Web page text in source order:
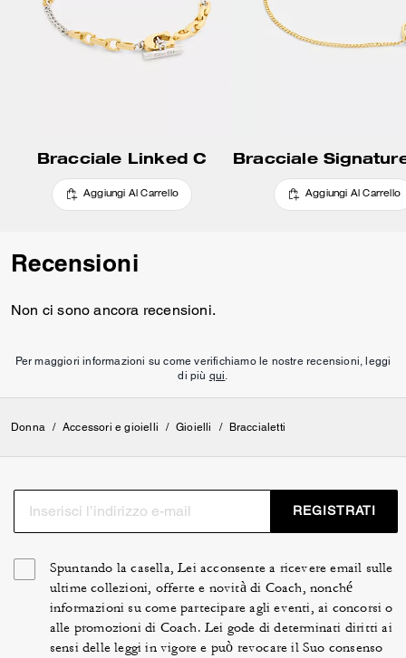
Bracciale Linked C
Aggiungi Al Carrello Aggiungi Al Carrello
Recensioni
Non ci sono ancora recensioni.
Per maggiori informazioni su come verifichiamo le nostre recensioni, leggi
di più qui
Donna / Accessori e gioielli / Gioielli / Braccialetti
REGISTRATI
Spuntando la casella, Lei acconsente a ricevere email sulle
ultime collezioni, offerte e novità di Coach, nonché
informazioni su come partecipare agli eventi, ai concorsi o
alle promozioni di Coach. Lei gode di determinati diritti ai
sensi delle leggi in vigore e può revocare il Suo consenso